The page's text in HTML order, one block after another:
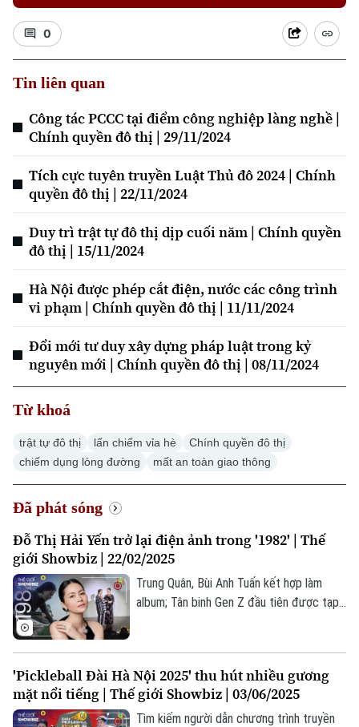
Xu hướng
0
Tin liên quan
Công tác PCCC tại điểm công nghiệp làng nghề |
Chính quyền đô thị | 29/11/2024
Tích cực tuyên truyền Luật Thủ đô 2024 | Chính
quyền đô thị | 22/11/2024
Duy trì trật tự đô thị dịp cuối năm | Chính quyền
đô thị | 15/11/2024
Hà Nội được phép cắt điện, nước các công trình
vi phạm | Chính quyền đô thị | 11/11/2024
Đổi mới tư duy xây dựng pháp luật trong kỷ
nguyên mới | Chính quyền đô thị | 08/11/2024
Từ khoá
trật tự đô thị lấn chiếm vỉa hè
Chính quyền đô thị
chiếm dụng lòng đường
mất an toàn giao thông
Đã phát sóng
Đỗ Thị Hải Yến trở lại điện ảnh trong '1982' | Thế
giới Showbiz | 22/02/2025
Trung Quân, Bùi Anh Tuấn kết hợp làm
album; Tân binh Gen Z đầu tiên được tạp
tin Thế giới Showbiz hôm nay.
'Pickleball Đài Hà Nội 2025' thu hút nhiều gương
mặt nổi tiếng | Thế giới Showbiz | 03/06/2025
Tìm kiếm người dẫn chương trình truyền